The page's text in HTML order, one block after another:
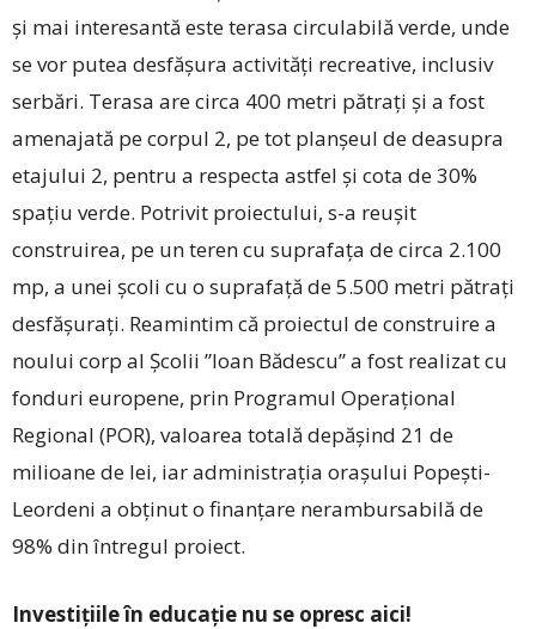
și mai interesantă este terasa circulabilă verde, unde
se vor putea desfășura activități recreative, inclusiv
serbări. Terasa are circa 400 metri pătrați și a fost
amenajată pe corpul 2, pe tot planșeul de deasupra
etajului 2, pentru a respecta astfel și cota de 30%
spațiu verde. Potrivit proiectului, s-a reușit
construirea, pe un teren cu suprafața de circa 2.100
mp, a unei școli cu o suprafață de 5.500 metri pătrați
desfășurați. Reamintim că proiectul de construire a
noului corp al Școlii ”Ioan Bădescu” a fost realizat cu
fonduri europene, prin Programul Operațional
Regional (POR), valoarea totală depășind 21 de
milioane de lei, iar administrația orașului Popești-
Leordeni a obținut o finanțare nerambursabilă de
98% din întregul proiect.
Investițiile în educație nu se opresc aici!